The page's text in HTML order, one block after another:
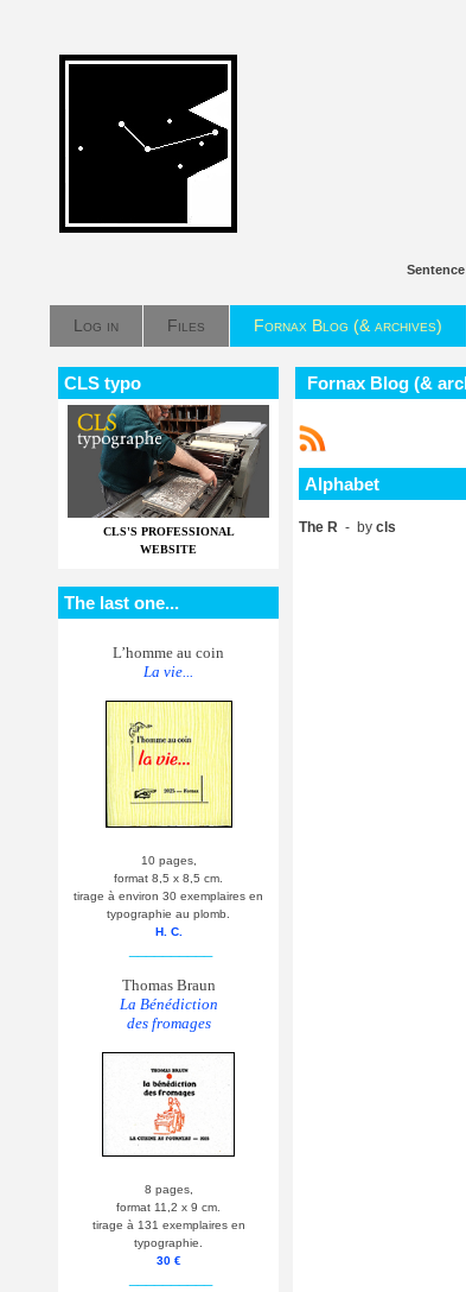
Log in Files Fornax Blog (& archives)
CLS typo
CLS'S PROFESSIONAL
WEBSITE
The last one...
L’homme au coin
La vie...
10 pages,
format 8,5 x 8,5 cm.
tirage à environ 30 exemplaires en
typographie au plomb.
H. C.
Thomas Braun
La Bénédiction
des fromages
8 pages,
format 11,2 x 9 cm.
tirage à 131 exemplaires en
typographie.
30 €
Fornax Blog (&
Alphabet
The R - by cls